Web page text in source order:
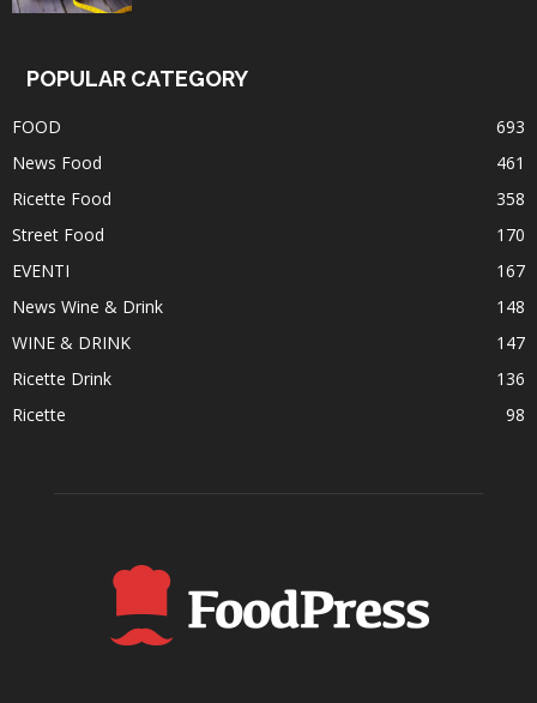
POPULAR CATEGORY
FOOD
693
News Food
461
Ricette Food
358
Street Food
170
EVENTI
167
News Wine & Drink
148
WINE & DRINK
147
Ricette Drink
136
Ricette
98